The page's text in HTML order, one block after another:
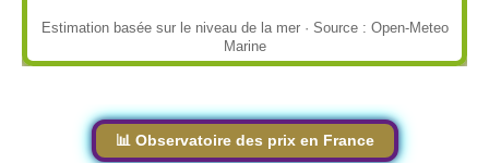
Estimation basée sur le niveau de la mer · Source : Open-Meteo
Marine
📊 Observatoire des prix en France